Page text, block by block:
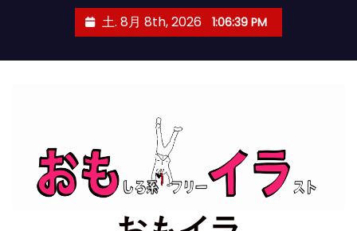
土. 8月 8th, 2026 1:06:40 PM